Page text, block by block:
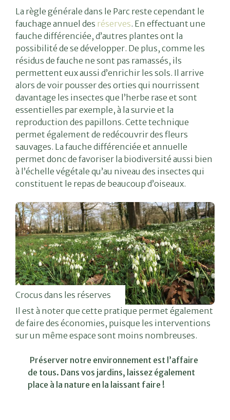
La règle générale dans le Parc reste cependant le
fauchage annuel des réserves. En effectuant une
fauche différenciée, d’autres plantes ont la
possibilité de se développer. De plus, comme les
résidus de fauche ne sont pas ramassés, ils
permettent eux aussi d’enrichir les sols. Il arrive
alors de voir pousser des orties qui nourrissent
davantage les insectes que l’herbe rase et sont
essentielles par exemple, à la survie et la
reproduction des papillons. Cette technique
permet également de redécouvrir des fleurs
sauvages. La fauche différenciée et annuelle
permet donc de favoriser la biodiversité aussi bien
à l’échelle végétale qu’au niveau des insectes qui
constituent le repas de beaucoup d’oiseaux.
Crocus dans les réserves
Il est à noter que cette pratique permet également
de faire des économies, puisque les interventions
sur un même espace sont moins nombreuses.
Préserver notre environnement est l’affaire
de tous. Dans vos jardins, laissez également
place à la nature en la laissant faire !